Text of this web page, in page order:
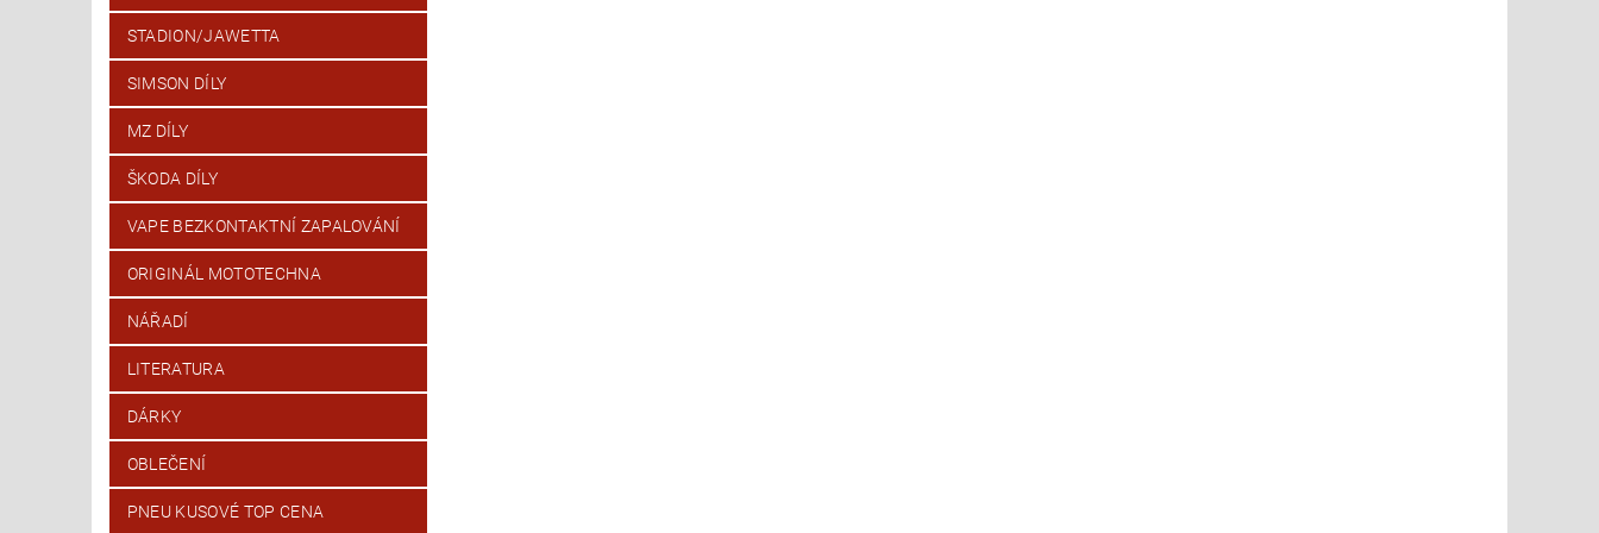
STADION/JAWETTA
SIMSON DÍLY
MZ DÍLY
ŠKODA DÍLY
VAPE BEZKONTAKTNÍ ZAPALOVÁNÍ
ORIGINÁL MOTOTECHNA
NÁŘADÍ
LITERATURA
DÁRKY
OBLEČENÍ
PNEU KUSOVÉ TOP CENA